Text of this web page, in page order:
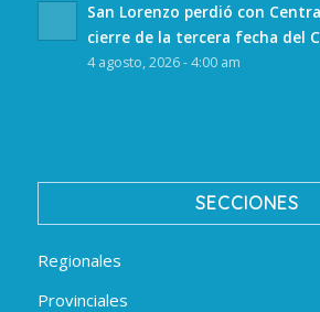
San Lorenzo perdió con
cierre de la tercera fecha del
4 agosto, 2026 - 4:00 am
SECCIONES
Regionales
Provinciales